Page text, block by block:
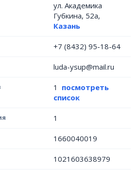
ул. Академика
Губкина, 52а,
Казань
+7 (8432) 95-18-64
luda-ysup@mail.ru
1 посмотреть
список
1
1660040019
1021603638979